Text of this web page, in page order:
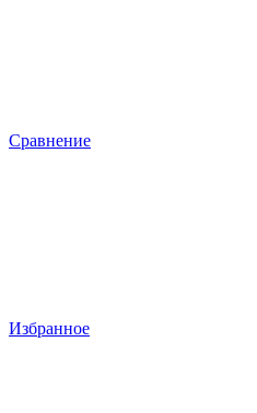
Сравнение
Избранное